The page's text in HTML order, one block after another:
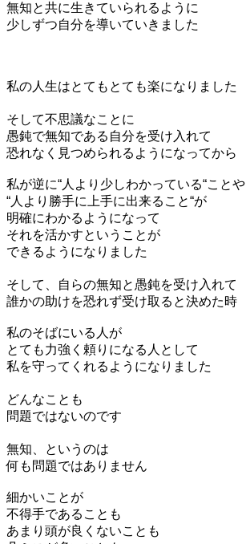
無知と共に生きていられるように
少しずつ自分を導いていきました
私の人生はとてもとても楽になりました
そして不思議なことに
愚鈍で無知である自分を受け入れて
恐れなく見つめられるようになってから
私が逆に“人より少しわかっている“ことや
“人より勝手に上手に出来ること“が
明確にわかるようになって
それを活かすということが
できるようになりました
そして、自らの無知と愚鈍を受け入れて
誰かの助けを恐れず受け取ると決めた時
私のそばにいる人が
とても力強く頼りになる人として
私を守ってくれるようになりました
どんなことも
問題ではないのです
無知、というのは
何も問題ではありません
細かいことが
不得手であることも
あまり頭が良くないことも